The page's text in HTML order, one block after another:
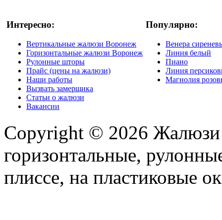
Интересно:
Вертикальные жалюзи Воронеж
Горизонтальные жалюзи Воронеж
Рулонные шторы
Прайс (цены на жалюзи)
Наши работы
Вызвать замерщика
Статьи о жалюзи
Вакансии
Популярно:
Венера
Линия белый
Пиано
Линия
Магнолия
Copyright © 2026 Жалюзи
горизонтальные,
плиссе, на пластиковые